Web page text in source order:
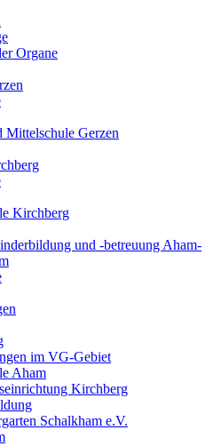
Organe
Mittelschule Gerzen
Kirchberg
und -betreuung Aham-
im VG-Gebiet
Aham
Kirchberg
Schalkham e.V.